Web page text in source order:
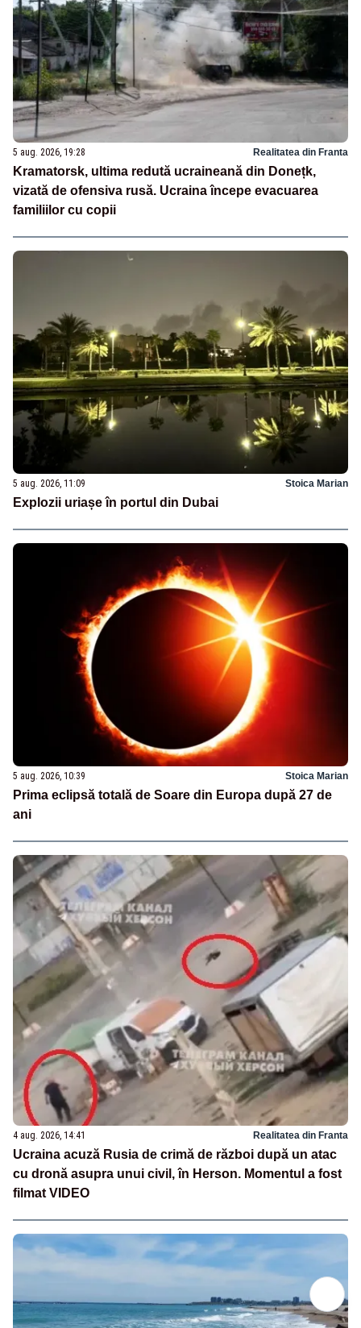
5 aug. 2026, 19:28 Realitatea din Franta
Kramatorsk, ultima redută ucraineană din Donețk,
vizată de ofensiva rusă. Ucraina începe evacuarea
familiilor cu copii
5 aug. 2026, 11:09 Stoica Marian
Explozii uriașe în portul din Dubai
5 aug. 2026, 10:39 Stoica Marian
Prima eclipsă totală de Soare din Europa după 27 de
ani
4 aug. 2026, 14:41 Realitatea din Franta
Ucraina acuză Rusia de crimă de război după un atac
cu dronă asupra unui civil, în Herson. Momentul a fost
filmat VIDEO